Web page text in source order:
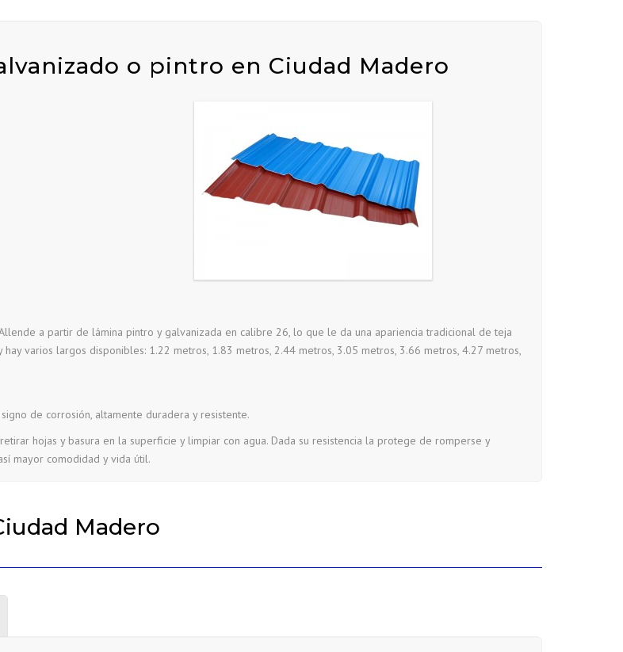
o pintro en Ciudad Madero
a partir de lámina pintro y galvanizada en calibre 26, lo que le da una apariencia tradicional de teja
varios largos disponibles: 1.22 metros, 1.83 metros, 2.44 metros, 3.05 metros, 3.66 metros, 4.27 metros,
de corrosión, altamente duradera y resistente.
hojas y basura en la superficie y limpiar con agua. Dada su resistencia la protege de romperse y
mayor comodidad y vida útil.
Madero